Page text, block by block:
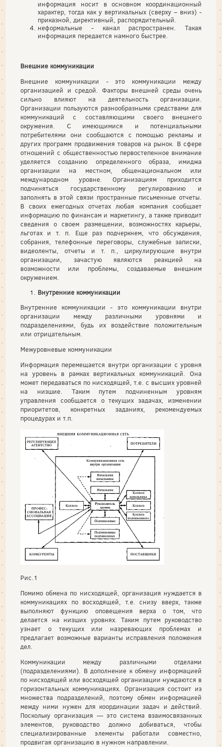
информация носит в основном координационный
характер, тогда как у вертикальных (сверху – вниз) -
приказной, директивный, распорядительный.
неформальные - канал распространен. Такая
информация передается намного быстрее.
Внешние коммуникации
Внешние коммуникации - это коммуникации между
организацией и средой. Факторы внешней среды очень
сильно влияют на деятельность организации.
Организации пользуются разнообразными средствами для
коммуникаций с составляющими своего внешнего
окружения. С имеющимися и потенциальными
потребителями они сообщаются с помощью рекламы и
других программ продвижения товаров на рынок. В сфере
отношений с общественностью первостепенное внимание
уделяется созданию определенного образа, имиджа
организации на местном, общенациональном или
международном уровне. Организациям приходится
подчиняться государственному регулированию и
заполнять в этой связи пространные письменные отчеты.
В своих ежегодных отчетах любая компания сообщает
информацию по финансам и маркетингу, а также приводит
сведения о своем размещении, возможностях карьеры,
льготах и т. п. Еще раз подчеркнем, что обсуждения,
собрания, телефонные переговоры, служебные записки,
видеоленты, отчеты и т. п., циркулирующие внутри
организации, зачастую являются реакцией на
возможности или проблемы, создаваемые внешним
окружением.
Внутренние коммуникации
Внутренние коммуникации - это коммуникации внутри
организации между различными уровнями и
подразделениями, будь их воздействие положительным
или отрицательным.
Межуровневые коммуникации
Информация перемещается внутри организации с уровня
на уровень в рамках вертикальных коммуникаций. Она
может передаваться по нисходящей, т.е. с высших уровней
на низшие. Таким путем подчиненным уровням
управления сообщается о текущих задачах, изменении
приоритетов, конкретных заданиях, рекомендуемых
процедурах и т.п.
Рис.1
Помимо обмена по нисходящей, организация нуждается в
коммуникациях по восходящей, т.е. снизу вверх, также
выполняют функцию оповещения верха о том, что
делается на низших уровнях. Таким путем руководство
узнает о текущих или назревающих проблемах и
предлагает возможные варианты исправления положения
дел.
Коммуникации между различными отделами
(подразделениями). В дополнение к обмену информацией
по нисходящей или восходящей организации нуждаются в
горизонтальных коммуникациях. Организация состоит из
множества подразделений, поэтому обмен информацией
между ними нужен для координации задач и действий.
Поскольку организация — это система взаимосвязанных
элементов, руководство должно добиваться, чтобы
специализированные элементы работали совместно,
продвигая организацию в нужном направлении.